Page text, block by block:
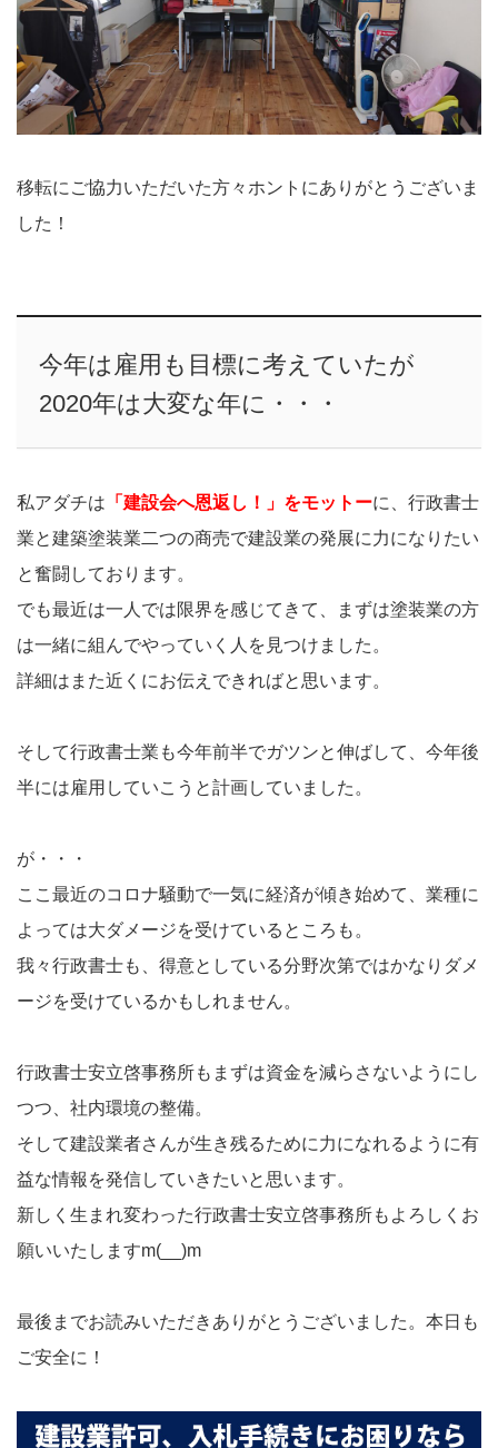
移転にご協力いただいた方々ホントにありがとうございま
した！
今年は雇用も目標に考えていたが
2020年は大変な年に・・・
私アダチは 「建設会へ恩返し！」をモットーに、行政書士
業と建築塗装業二つの商売で建設業の発展に力になりたい
と奮闘しております。
でも最近は一人では限界を感じてきて、まずは塗装業の方
は一緒に組んでやっていく人を見つけました。
詳細はまた近くにお伝えできればと思います。
そして行政書士業も今年前半でガツンと伸ばして、今年後
半には雇用していこうと計画していました。
が・・・
ここ最近のコロナ騒動で一気に経済が傾き始めて、業種に
よっては大ダメージを受けているところも。
我々行政書士も、得意としている分野次第ではかなりダメ
ージを受けているかもしれません。
行政書士安立啓事務所もまずは資金を減らさないようにし
つつ、社内環境の整備。
そして建設業者さんが生き残るために力になれるように有
益な情報を発信していきたいと思います。
新しく生まれ変わった行政書士安立啓事務所もよろしくお
願いいたしますm(__)m
最後までお読みいただきありがとうございました。本日も
ご安全に！